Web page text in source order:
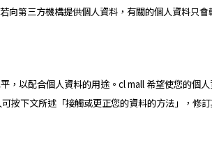
第三方機構提供個人資料，有關的個人資料只
以配合個人資料的用途。cl mall 希望使您的個
按下文所述「接觸或更正您的資料的方法」，修訂